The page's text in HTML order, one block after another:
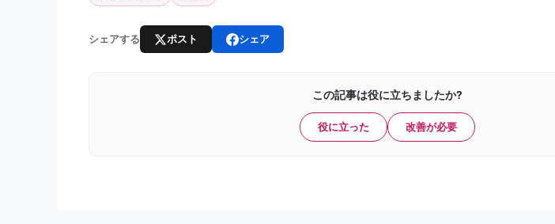
シェアする ポスト シェア
この記事は役に立ちましたか?
役に立った 改善が必要